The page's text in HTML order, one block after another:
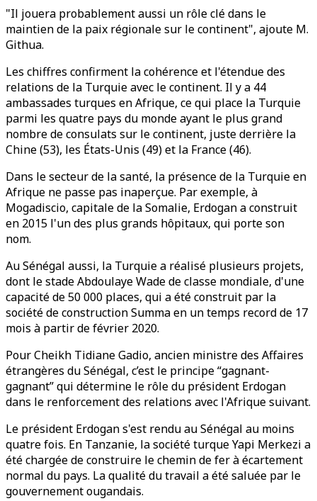
"Il jouera probablement aussi un rôle clé dans le
maintien de la paix régionale sur le continent", ajoute M.
Githua.
Les chiffres confirment la cohérence et l'étendue des
relations de la Turquie avec le continent. Il y a 44
ambassades turques en Afrique, ce qui place la Turquie
parmi les quatre pays du monde ayant le plus grand
nombre de consulats sur le continent, juste derrière la
Chine (53), les États-Unis (49) et la France (46).
Dans le secteur de la santé, la présence de la Turquie en
Afrique ne passe pas inaperçue. Par exemple, à
Mogadiscio, capitale de la Somalie, Erdogan a construit
en 2015 l'un des plus grands hôpitaux, qui porte son
nom.
Au Sénégal aussi, la Turquie a réalisé plusieurs projets,
dont le stade Abdoulaye Wade de classe mondiale, d'une
capacité de 50 000 places, qui a été construit par la
société de construction Summa en un temps record de 17
mois à partir de février 2020.
Pour Cheikh Tidiane Gadio, ancien ministre des Affaires
étrangères du Sénégal, c’est le principe “gagnant-
gagnant” qui détermine le rôle du président Erdogan
dans le renforcement des relations avec l'Afrique suivant.
Le président Erdogan s'est rendu au Sénégal au moins
quatre fois. En Tanzanie, la société turque Yapi Merkezi a
été chargée de construire le chemin de fer à écartement
normal du pays. La qualité du travail a été saluée par le
gouvernement ougandais.